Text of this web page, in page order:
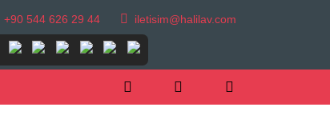
+90 544 626 29 44 iletisim@halilav.com